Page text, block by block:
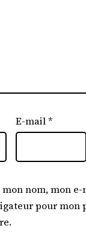
E-mail*
nom, mon
pour mon